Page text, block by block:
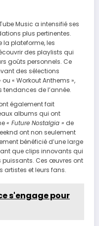
Music a intensifié ses
plus pertinentes.
la plateforme, les
des playlists qui
goûts personnels. Ce
des sélections
« Workout Anthems »,
de l’année.
également fait
albums qui ont
« Future Nostalgia » de
ont non seulement
bénéficié d’une large
que clips innovants qui
Ces œuvres ont
artistes et leurs fans.
s'engage pour